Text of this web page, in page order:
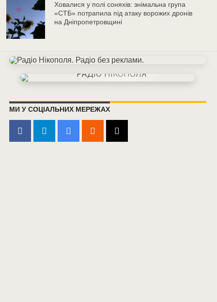
Ховалися у полі соняхів: знімальна група
«СТБ» потрапила під атаку ворожих дронів
на Дніпропетровщині
МИ У СОЦІАЛЬНИХ МЕРЕЖАХ